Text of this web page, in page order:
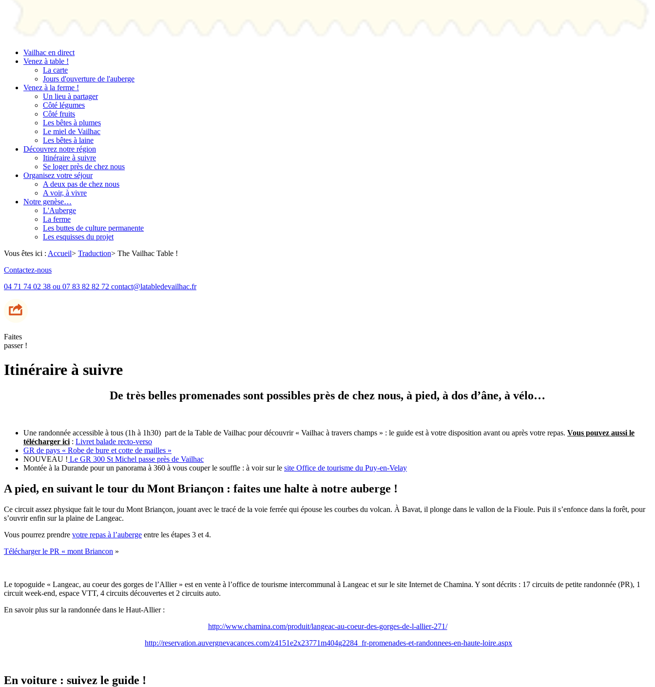
Vailhac en direct
Venez à table !
La carte
Jours d'ouverture de l'auberge
Venez à la ferme !
Un lieu à partager
Côté légumes
Côté fruits
Les bêtes à plumes
Le miel de Vailhac
Les bêtes à laine
Découvrez notre région
Itinéraire à suivre
Se loger près de chez nous
Organisez votre séjour
A deux pas de chez nous
A voir, à vivre
Notre genèse…
L'Auberge
La ferme
Les buttes de culture permanente
Les esquisses du projet
Vous êtes ici : Accueil> Traduction> The Vailhac Table !
Contactez-nous
04 71 74 02 38 ou 07 83 82 82 72 contact@latabledevailhac.fr
Faites
passer !
Itinéraire à suivre
De très belles promenades sont possibles près de chez nous, à pied, à dos d’âne, à vélo…
Une randonnée accessible à tous (1h à 1h30) part de la Table de Vailhac pour découvrir « Vailhac à travers champs » : le guide est à votre disposition avant ou après votre repas. Vous pouvez aussi le
télécharger ici : Livret balade recto-verso
GR de pays « Robe de bure et cotte de mailles »
NOUVEAU ! Le GR 300 St Michel passe près de Vailhac
Montée à la Durande pour un panorama à 360 à vous couper le souffle : à voir sur le site Office de tourisme du Puy-en-Velay
A pied, en suivant le tour du Mont Briançon : faites une halte à notre auberge !
Ce circuit assez physique fait le tour du Mont Briançon, jouant avec le tracé de la voie ferrée qui épouse les courbes du volcan. À Bavat, il plonge dans le vallon de la Fioule. Puis il s’enfonce dans la forêt, pour
s’ouvrir enfin sur la plaine de Langeac.
Vous pourrez prendre votre repas à l’auberge entre les étapes 3 et 4.
Télécharger le PR « mont Briancon »
Le topoguide « Langeac, au coeur des gorges de l’Allier » est en vente à l’office de tourisme intercommunal à Langeac et sur le site Internet de Chamina. Y sont décrits : 17 circuits de petite randonnée (PR), 1
circuit week-end, espace VTT, 4 circuits découvertes et 2 circuits auto.
En savoir plus sur la randonnée dans le Haut-Allier :
http://www.chamina.com/produit/langeac-au-coeur-des-gorges-de-l-allier-271/
http://reservation.auvergnevacances.com/z4151e2x23771m404g2284_fr-promenades-et-randonnees-en-haute-loire.aspx
En voiture : suivez le guide !